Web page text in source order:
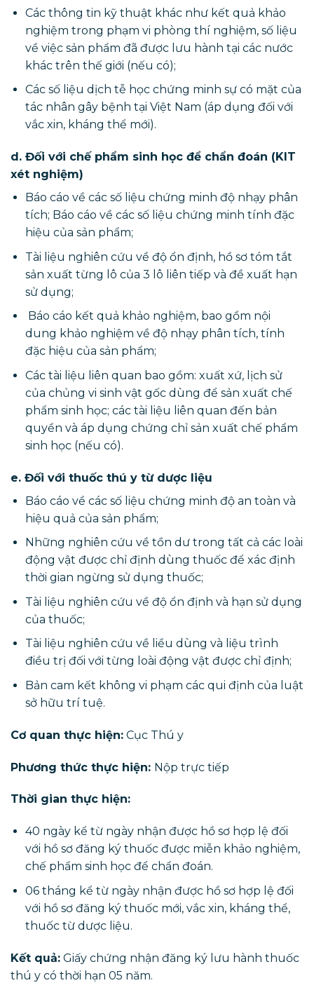
Các thông tin kỹ thuật khác như kết quả khảo
nghiệm trong phạm vi phòng thí nghiệm, số liệu
về việc sản phẩm đã được lưu hành tại các nước
khác trên thế giới (nếu có);
Các số liệu dịch tễ học chứng minh sự có mặt của
tác nhân gây bệnh tại Việt Nam (áp dụng đối với
vắc xin, kháng thể mới).
d. Đối với chế phẩm sinh học để chẩn đoán (KIT
xét nghiệm)
Báo cáo về các số liệu chứng minh độ nhạy phân
tích; Báo cáo về các số liệu chứng minh tính đặc
hiệu của sản phẩm;
Tài liệu nghiên cứu về độ ổn định, hồ sơ tóm tắt
sản xuất từng lô của 3 lô liên tiếp và đề xuất hạn
sử dụng;
Báo cáo kết quả khảo nghiệm, bao gồm nội
dung khảo nghiệm về độ nhạy phân tích, tính
đặc hiệu của sản phẩm;
Các tài liệu liên quan bao gồm: xuất xứ, lịch sử
của chủng vi sinh vật gốc dùng để sản xuất chế
phẩm sinh học; các tài liệu liên quan đến bản
quyền và áp dụng chứng chỉ sản xuất chế phẩm
sinh học (nếu có).
e. Đối với thuốc thú y từ dược liệu
Báo cáo về các số liệu chứng minh độ an toàn và
hiệu quả của sản phẩm;
Những nghiên cứu về tồn dư trong tất cả các loài
động vật được chỉ định dùng thuốc để xác định
thời gian ngừng sử dụng thuốc;
Tài liệu nghiên cứu về độ ổn định và hạn sử dụng
của thuốc;
Tài liệu nghiên cứu về liều dùng và liệu trình
điều trị đối với từng loài động vật được chỉ định;
Bản cam kết không vi phạm các qui định của luật
sở hữu trí tuệ.
Cơ quan thực hiện: Cục Thú y
Phương thức thực hiện: Nộp trực tiếp
Thời gian thực hiện:
40 ngày kể từ ngày nhận được hồ sơ hợp lệ đối
với hồ sơ đăng ký thuốc được miễn khảo nghiệm,
chế phẩm sinh học để chẩn đoán.
06 tháng kể từ ngày nhận được hồ sơ hợp lệ đối
với hồ sơ đăng ký thuốc mới, vắc xin, kháng thể,
thuốc từ dược liệu.
Kết quả: Giấy chứng nhận đăng ký lưu hành thuốc
thú y có thời hạn 05 năm.